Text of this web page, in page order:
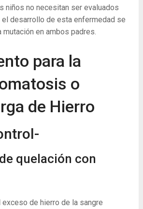
niños no necesitan ser evaluados
el desarrollo de esta enfermedad se
mutación en ambos padres.
para la
o
de Hierro
quelación con
exceso de hierro de la sangre